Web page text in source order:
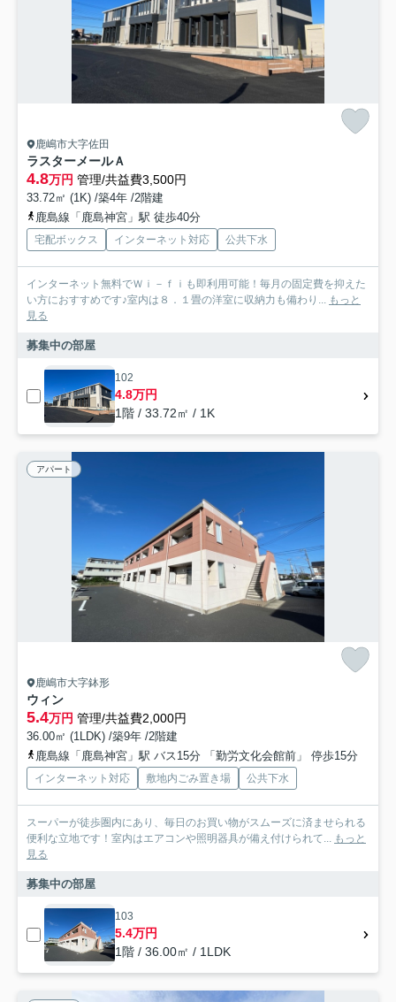
鹿嶋市大字佐田
ラスターメールＡ
4.8万円 管理/共益費3,500円
33.72㎡ (1K) /築4年 /2階建
鹿島線「鹿島神宮」駅 徒歩40分
宅配ボックス インターネット対応 公共下水
インターネット無料でＷｉ－ｆｉも即利用可能！毎月の固定費を抑えた
い方におすすめです♪室内は８．１畳の洋室に収納力も備わり... もっと
見る
募集中の部屋
102
4.8万円
1階 / 33.72㎡ / 1K
アパート
鹿嶋市大字鉢形
ウィン
5.4万円 管理/共益費2,000円
36.00㎡ (1LDK) /築9年 /2階建
鹿島線「鹿島神宮」駅 バス15分 「勤労文化会館前」 停歩15分
インターネット対応 敷地内ごみ置き場 公共下水
スーパーが徒歩圏内にあり、毎日のお買い物がスムーズに済ませられる
便利な立地です！室内はエアコンや照明器具が備え付けられて... もっと
見る
募集中の部屋
103
5.4万円
1階 / 36.00㎡ / 1LDK